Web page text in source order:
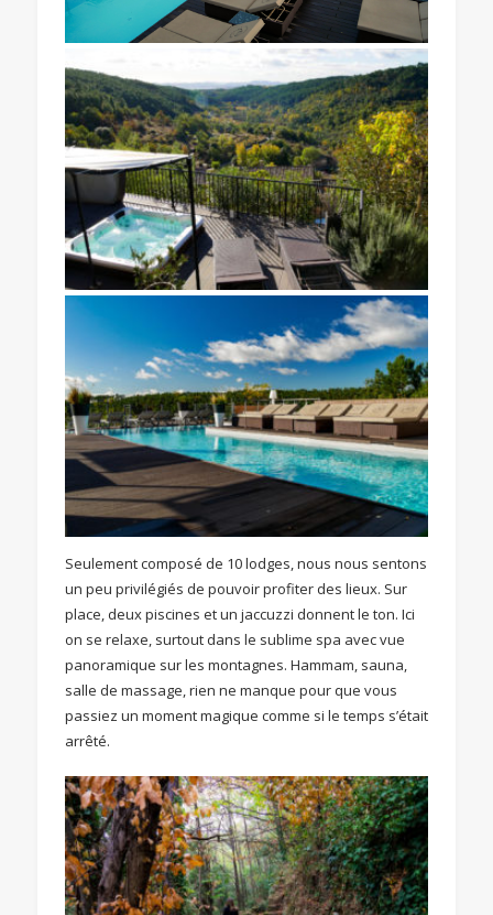
Seulement composé de 10 lodges, nous nous sentons
un peu privilégiés de pouvoir profiter des lieux. Sur
place, deux piscines et un jaccuzzi donnent le ton. Ici
on se relaxe, surtout dans le sublime spa avec vue
panoramique sur les montagnes. Hammam, sauna,
salle de massage, rien ne manque pour que vous
passiez un moment magique comme si le temps s’était
arrêté.